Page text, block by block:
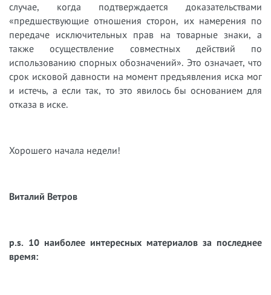
случае, когда подтверждается доказательствами
«предшествующие отношения сторон, их намерения по
передаче исключительных прав на товарные знаки, а
также осуществление совместных действий по
использованию спорных обозначений». Это означает, что
срок исковой давности на момент предъявления иска мог
и истечь, а если так, то это явилось бы основанием для
отказа в иске.
Хорошего начала недели!
Виталий Ветров
p.s. 10 наиболее интересных материалов за последнее
время: